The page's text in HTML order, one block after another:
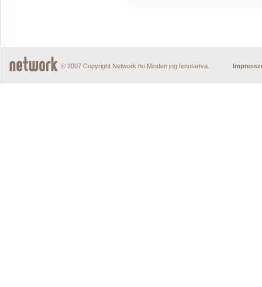
© 2007 Copyright Network.hu Minden jog fenntartva.